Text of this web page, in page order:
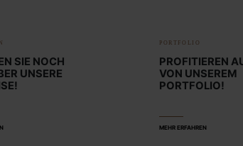
SIE NOCH
UNSERE
PORTFOLIO
PROFITIEREN
VON UNSEREM
PORTFOLIO!
MEHR ERFAHREN